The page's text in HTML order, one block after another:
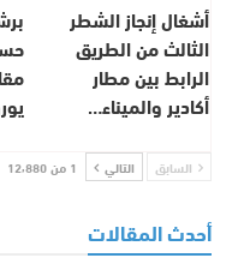
أشغال إنجاز الشطر
الثالث من الطريق
الرابط بين مطار
أكادير والميناء…
السابق التالي 1 من 12٬880
أحدث المقالات